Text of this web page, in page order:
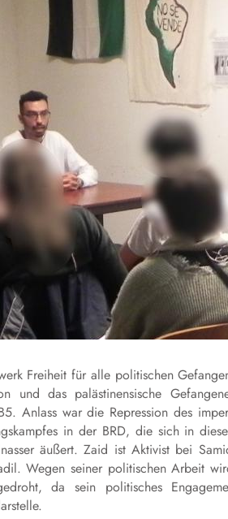
Freiheit für alle politischen
und das palästinensische
Anlass war die Repression des
in der BRD, die sich in
äußert. Zaid ist Aktivist bei
Wegen seiner politischen Arbeit
da sein politisches